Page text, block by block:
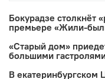
его близкие.
Бокурадзе столкнëт
премьере «Жили-
«Старый дом»
большими
В екатеринбургском